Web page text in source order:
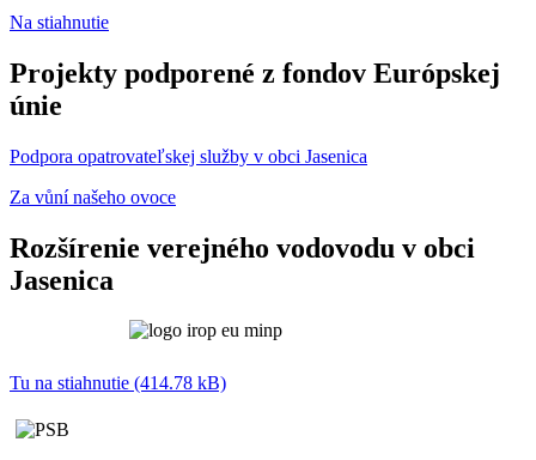
Na stiahnutie
Projekty podporené z fondov Európskej
únie
Podpora opatrovateľskej služby v obci Jasenica
Za vůní našeho ovoce
Rozšírenie verejného vodovodu v obci
Jasenica
Tu na stiahnutie (414.78 kB)